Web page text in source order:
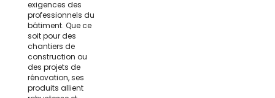
exigences des
professionnels du
bâtiment. Que ce
soit pour des
chantiers de
construction ou
des projets de
rénovation, ses
produits allient